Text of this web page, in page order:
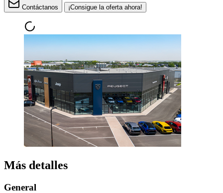
Contáctanos ¡Consigue la oferta ahora!
Más detalles
General